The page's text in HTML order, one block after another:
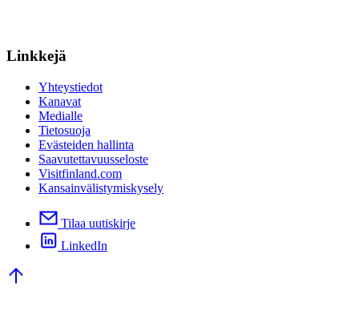
Linkkejä
Yhteystiedot
Kanavat
Medialle
Tietosuoja
Evästeiden hallinta
Saavutettavuusseloste
Visitfinland.com
Kansainvälistymiskysely
Tilaa uutiskirje
LinkedIn